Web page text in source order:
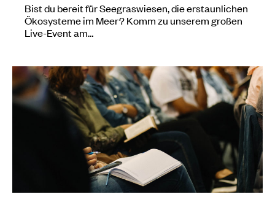
Bist du bereit für Seegraswiesen, die erstaunlichen
Ökosysteme im Meer? Komm zu unserem großen
Live-Event am…